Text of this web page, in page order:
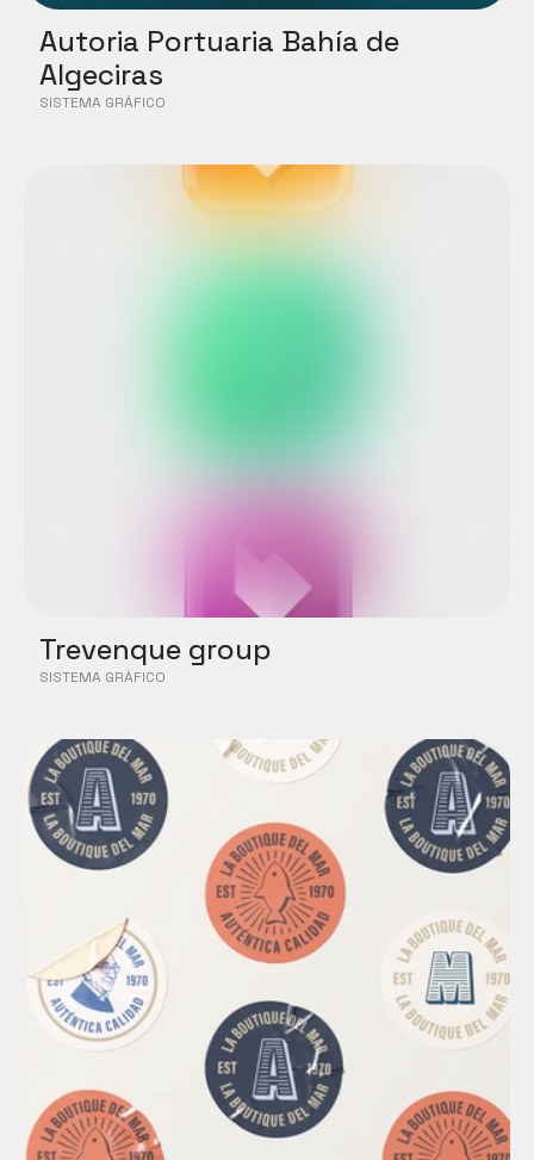
Autoria Portuaria Bahía de
Algeciras
SISTEMA GRÁFICO
Trevenque group
SISTEMA GRÁFICO